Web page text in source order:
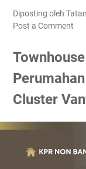
Diposting oleh
Post a Comment
Cluster